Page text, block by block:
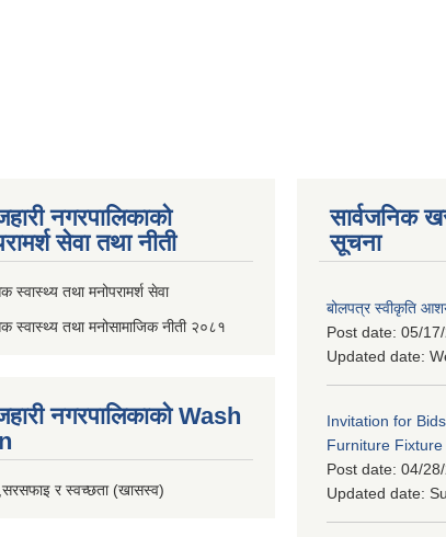
नगरपालिकाको
सेवा तथा नीती
स्वास्थ्य तथा मनोपरामर्श सेवा
स्वास्थ्य तथा मनोसामाजिक नीती २०८१
नगरपालिकाको Wash
र स्वच्छता (खासस्व)
सार्वजनिक
सूचना
बोलपत्र स्वीकृति
Post date: 05/
Updated date:
Invitation for
Furniture
Post date: 04/
Updated date: